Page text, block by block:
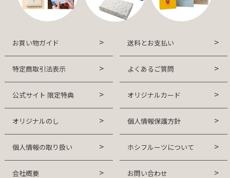
お買い物ガイド 送料とお支払い
特定商取引法表示 よくあるご質問
公式サイト 限定特典 オリジナルカード
オリジナルのし 個人情報保護方針
個人情報の取り扱い ホシフルーツについて
会社概要 お問い合わせ